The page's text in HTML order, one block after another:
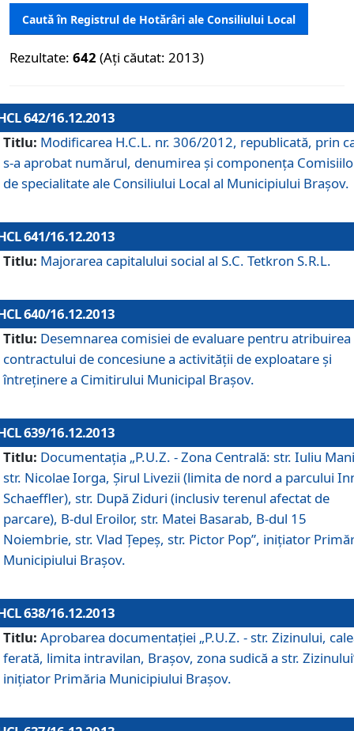
Caută în Registrul de Hotărâri ale Consiliului Local
Rezultate: 642 (Ați căutat: 2013)
642/16.12.2013
Titlu: Modificarea H.C.L. nr. 306/2012, republicată, prin
s-a aprobat numărul, denumirea şi componenţa
de specialitate ale Consiliului Local al Municipiului Braşov.
641/16.12.2013
Titlu: Majorarea capitalului social al S.C. Tetkron S.R.L.
640/16.12.2013
Titlu: Desemnarea comisiei de evaluare pentru atribuirea
contractului de concesiune a activităţii de exploatare şi
întreţinere a Cimitirului Municipal Braşov.
639/16.12.2013
Titlu: Documentaţia „P.U.Z. - Zona Centrală: str. Iuliu
str. Nicolae Iorga, Şirul Livezii (limita de nord a parcului
Schaeffler), str. După Ziduri (inclusiv terenul afectat de
parcare), B-dul Eroilor, str. Matei Basarab, B-dul 15
Noiembrie, str. Vlad Ţepeş, str. Pictor Pop”, iniţiator
Municipiului Braşov.
638/16.12.2013
Titlu: Aprobarea documentaţiei „P.U.Z. - str. Zizinului,
ferată, limita intravilan, Braşov, zona sudică a str.
iniţiator Primăria Municipiului Braşov.